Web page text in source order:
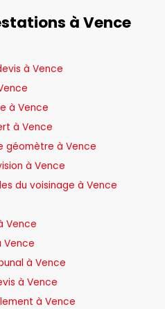
à Vence
à Vence
à Vence
à Vence
géomètre à Vence
à Vence
du voisinage à Vence
Vence
Vence
à Vence
à Vence
à Vence